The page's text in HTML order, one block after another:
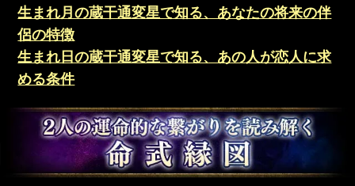
生まれ月の蔵干通変星で知る、あなたの将来の伴
侶の特徴
生まれ日の蔵干通変星で知る、あの人が恋人に求
める条件